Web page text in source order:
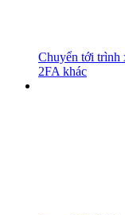
Chuyển tới trình
2FA khác